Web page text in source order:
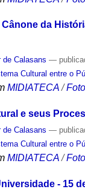
da
de Calasans —
Cultural entre o
MIDIATECA /
e seus
de Calasans —
Cultural entre o
MIDIATECA /
- 15